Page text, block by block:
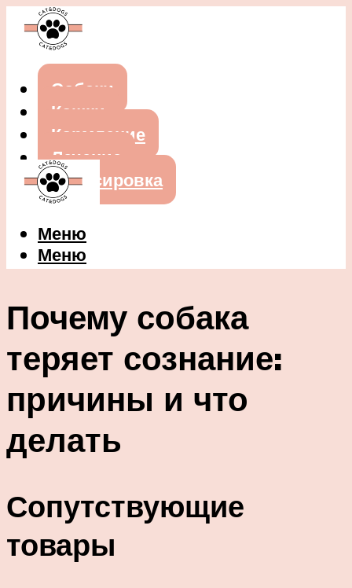
Собаки
Кошки
Кормление
Лечение
Дрессировка
Меню
Меню
Почему собака
теряет сознание:
причины и что
делать
Сопутствующие
товары